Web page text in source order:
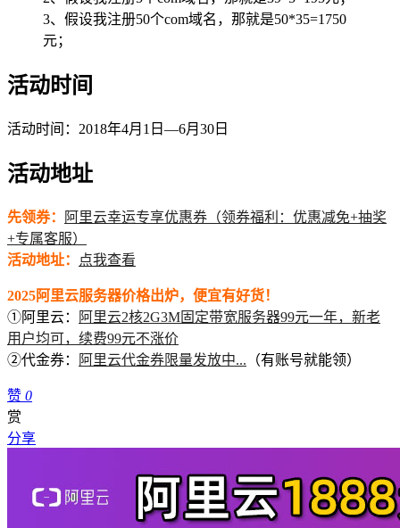
3、假设我注册50个com域名，那就是50*35=1750
元；
活动时间
活动时间：2018年4月1日—6月30日
活动地址
先领券：
阿里云幸运专享优惠券（领券福利：优惠减免+抽奖
+专属客服）
活动地址：
点我查看
2025阿里云服务器价格出炉，便宜有好货！
①阿里云：
阿里云2核2G3M固定带宽服务器99元一年，新老
用户均可，续费99元不涨价
②代金券：
阿里云代金券限量发放中... （有账号就能领）
赞 0
赏
分享